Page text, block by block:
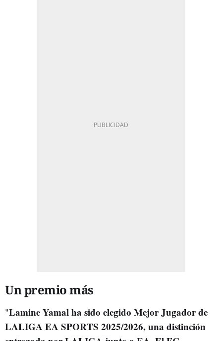
Un premio más
"Lamine Yamal ha sido elegido Mejor Jugador de
LALIGA EA SPORTS 2025/2026, una distinción